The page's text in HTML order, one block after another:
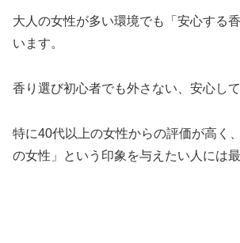
大人の女性が多い環境でも「安心する
います。
香り選び初心者でも外さない、安心し
特に40代以上の女性からの評価が高く
の女性」という印象を与えたい人には最